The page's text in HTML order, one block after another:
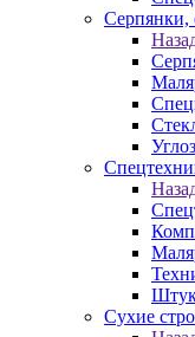
Серпянки,
Сухие